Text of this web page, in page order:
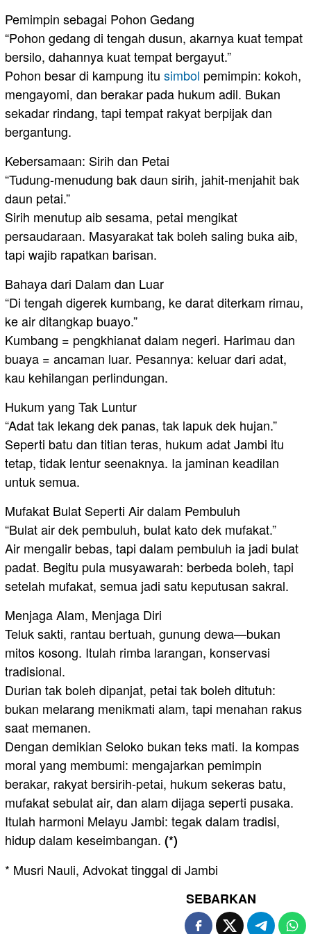
Pemimpin sebagai Pohon Gedang
“Pohon gedang di tengah dusun, akarnya kuat tempat
bersilo, dahannya kuat tempat bergayut.”
Pohon besar di kampung itu simbol pemimpin: kokoh,
mengayomi, dan berakar pada hukum adil. Bukan
sekadar rindang, tapi tempat rakyat berpijak dan
bergantung.
Kebersamaan: Sirih dan Petai
“Tudung-menudung bak daun sirih, jahit-menjahit bak
daun petai.”
Sirih menutup aib sesama, petai mengikat
persaudaraan. Masyarakat tak boleh saling buka aib,
tapi wajib rapatkan barisan.
Bahaya dari Dalam dan Luar
“Di tengah digerek kumbang, ke darat diterkam rimau,
ke air ditangkap buayo.”
Kumbang = pengkhianat dalam negeri. Harimau dan
buaya = ancaman luar. Pesannya: keluar dari adat,
kau kehilangan perlindungan.
Hukum yang Tak Luntur
“Adat tak lekang dek panas, tak lapuk dek hujan.”
Seperti batu dan titian teras, hukum adat Jambi itu
tetap, tidak lentur seenaknya. Ia jaminan keadilan
untuk semua.
Mufakat Bulat Seperti Air dalam Pembuluh
“Bulat air dek pembuluh, bulat kato dek mufakat.”
Air mengalir bebas, tapi dalam pembuluh ia jadi bulat
padat. Begitu pula musyawarah: berbeda boleh, tapi
setelah mufakat, semua jadi satu keputusan sakral.
Menjaga Alam, Menjaga Diri
Teluk sakti, rantau bertuah, gunung dewa—bukan
mitos kosong. Itulah rimba larangan, konservasi
tradisional.
Durian tak boleh dipanjat, petai tak boleh ditutuh:
bukan melarang menikmati alam, tapi menahan rakus
saat memanen.
Dengan demikian Seloko bukan teks mati. Ia kompas
moral yang membumi: mengajarkan pemimpin
berakar, rakyat bersirih-petai, hukum sekeras batu,
mufakat sebulat air, dan alam dijaga seperti pusaka.
Itulah harmoni Melayu Jambi: tegak dalam tradisi,
hidup dalam keseimbangan. (*)
* Musri Nauli, Advokat tinggal di Jambi
SEBARKAN